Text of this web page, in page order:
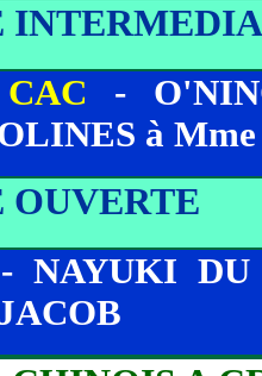
CAC -
à
OUVERTE
NAYUKI DU